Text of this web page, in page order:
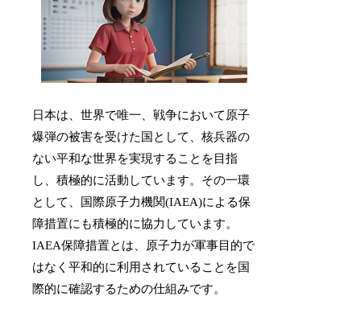
日本は、世界で唯一、戦争において原子
爆弾の被害を受けた国として、核兵器の
ない平和な世界を実現することを目指
し、積極的に活動しています。その一環
として、国際原子力機関(IAEA)による保
障措置にも積極的に協力しています。
IAEA保障措置とは、原子力が軍事目的で
はなく平和的に利用されていることを国
際的に確認するための仕組みです。